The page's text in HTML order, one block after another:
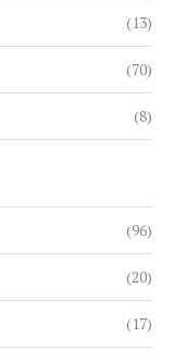
(13)
(70)
(8)
(96)
(20)
(17)